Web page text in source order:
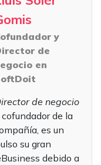
y
de
en
de negocio
de la
es un
su gran
debido a